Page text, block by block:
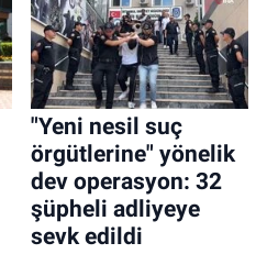
"Yeni nesil suç
örgütlerine" yönelik
dev operasyon: 32
şüpheli adliyeye
sevk edildi